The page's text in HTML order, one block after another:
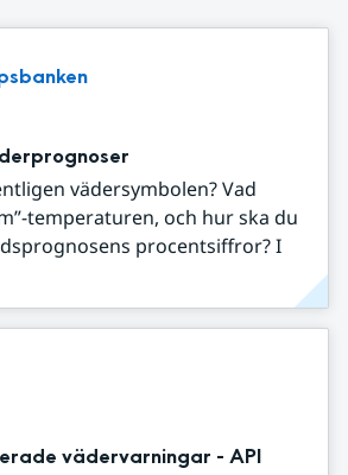
vädersymbolen? Vad
temperaturen, och hur ska du
procentsiffror? I
vädervarningar - API